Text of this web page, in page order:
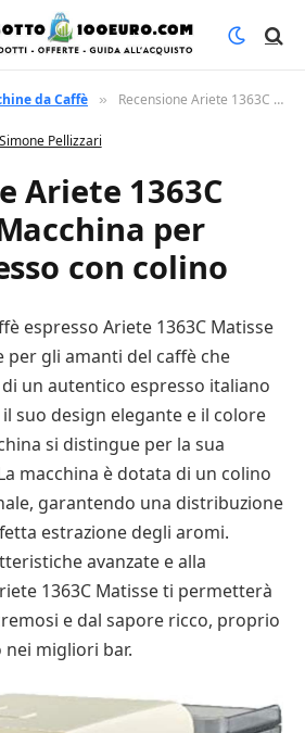
da Caffè » Recensione Ariete 1363C Matisse – Macchina per caffè espresso con colino
Simone Pellizzari
Ariete 1363C
per
con colino
espresso Ariete 1363C Matisse
per gli amanti del caffè che
un autentico espresso italiano
suo design elegante e il colore
si distingue per la sua
macchina è dotata di un colino
garantendo una distribuzione
estrazione degli aromi.
avanzate e alla
1363C Matisse ti permetterà
e dal sapore ricco, proprio
migliori bar.